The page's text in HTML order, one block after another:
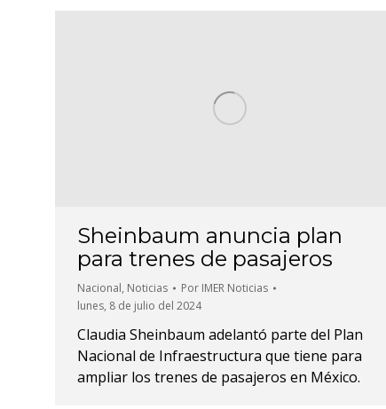
Sheinbaum anuncia plan
para trenes de pasajeros
Nacional, Noticias Por IMER Noticias
lunes, 8 de julio del 2024
Claudia Sheinbaum adelantó parte del Plan
Nacional de Infraestructura que tiene para
ampliar los trenes de pasajeros en México.